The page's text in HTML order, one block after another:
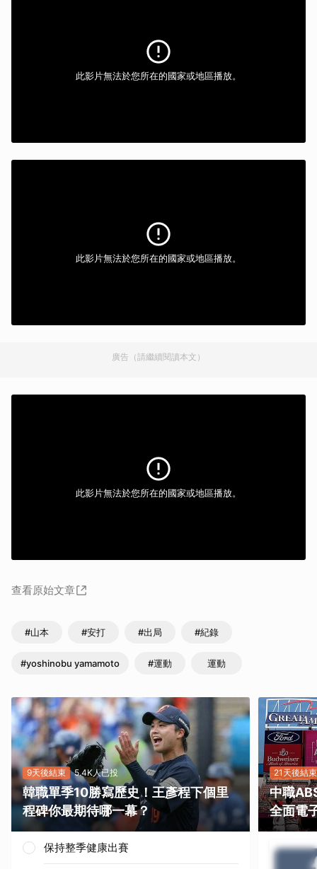
此影片無法於您所在的國家或地區播放。
此影片無法於您所在的國家或地區播放。
廣告（請繼續閱讀本文）
此影片無法於您所在的國家或地區播放。
查看原始文章
#山本 #安打 #出局 #紀錄
#yoshinobu yamamoto #運動 運動
9天後結束 5.4K人已投
韓職單季10勝寫歷史！王彥程下個里
程碑你最期待哪一幕？
保持整季健康出賽
21天後結束
中職
全面電